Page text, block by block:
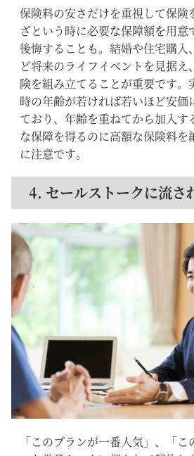
保険料の安さだけを重視して保険
ざという時に必要な保障額を用意
後悔することも。結婚や住宅購入
ど将来のライフイベントを見据
険を組み立てることが重要です。
時の年齢が若ければ若いほど安価
ており、年齢を重ねてから加入す
な保障を得るのに高額な保険料を
に注意です。
4. セールストークに流さ
「このプランが一番人気」、「